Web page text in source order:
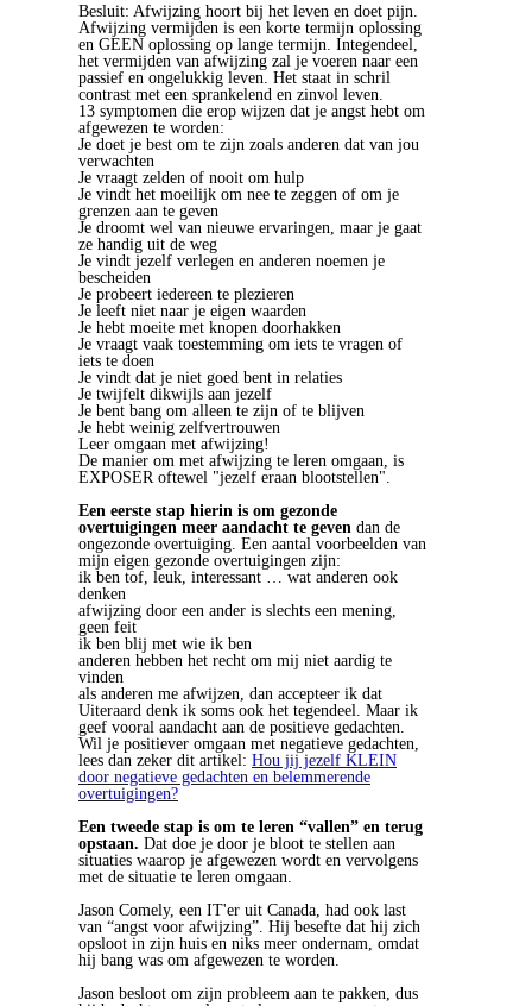
Besluit: Afwijzing hoort bij het leven en doet pijn.
Afwijzing vermijden is een korte termijn oplossing
en GEEN oplossing op lange termijn. Integendeel,
het vermijden van afwijzing zal je voeren naar een
passief en ongelukkig leven. Het staat in schril
contrast met een sprankelend en zinvol leven.
13 symptomen die erop wijzen dat je angst hebt om
afgewezen te worden:
Je doet je best om te zijn zoals anderen dat van jou
verwachten
Je vraagt zelden of nooit om hulp
Je vindt het moeilijk om nee te zeggen of om je
grenzen aan te geven
Je droomt wel van nieuwe ervaringen, maar je gaat
ze handig uit de weg
Je vindt jezelf verlegen en anderen noemen je
bescheiden
Je probeert iedereen te plezieren
Je leeft niet naar je eigen waarden
Je hebt moeite met knopen doorhakken
Je vraagt vaak toestemming om iets te vragen of
iets te doen
Je vindt dat je niet goed bent in relaties
Je twijfelt dikwijls aan jezelf
Je bent bang om alleen te zijn of te blijven
Je hebt weinig zelfvertrouwen
Leer omgaan met afwijzing!
De manier om met afwijzing te leren omgaan, is
EXPOSER oftewel "jezelf eraan blootstellen".
Een eerste stap hierin is om gezonde
overtuigingen meer aandacht te geven dan de
ongezonde overtuiging. Een aantal voorbeelden van
mijn eigen gezonde overtuigingen zijn:
ik ben tof, leuk, interessant … wat anderen ook
denken
afwijzing door een ander is slechts een mening,
geen feit
ik ben blij met wie ik ben
anderen hebben het recht om mij niet aardig te
vinden
als anderen me afwijzen, dan accepteer ik dat
Uiteraard denk ik soms ook het tegendeel. Maar ik
geef vooral aandacht aan de positieve gedachten.
Wil je positiever omgaan met negatieve gedachten,
lees dan zeker dit artikel: Hou jij jezelf KLEIN
door negatieve gedachten en belemmerende
overtuigingen?
Een tweede stap is om te leren “vallen” en terug
opstaan. Dat doe je door je bloot te stellen aan
situaties waarop je afgewezen wordt en vervolgens
met de situatie te leren omgaan.
Jason Comely, een IT'er uit Canada, had ook last
van “angst voor afwijzing”. Hij besefte dat hij zich
opsloot in zijn huis en niks meer ondernam, omdat
hij bang was om afgewezen te worden.
Jason besloot om zijn probleem aan te pakken, dus